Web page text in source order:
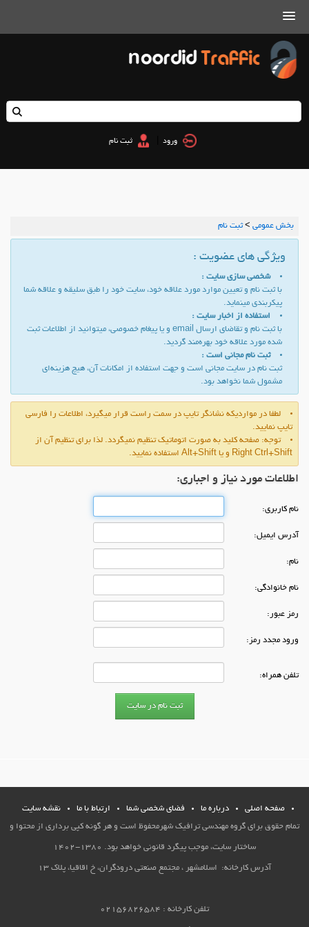
ورود ثبت نام
بخش عمومي >ثبت نام
ویژگی های عضویت :
شخصی سازی سایت :
با ثبت نام و تعیین موارد مورد علاقه خود، سایت خود را طبق سلیقه و علاقه شما
پیكربندی مینماید.
استفاده از اخبار سایت :
با ثبت نام و تقاضای ارسال email و یا پیغام خصوصی، میتوانید از اطلاعات ثبت
شده مورد علاقه خود بهره‌مند گردید.
ثبت نام مجانی است :
ثبت نام در سایت مجانی است و جهت استفاده از امكانات آن، هیچ هزینه‌ای
مشمول شما نخواهد بود.
لطفا در مواردیكه نشانگر تایپ در سمت راست قرار میگیرد، اطلاعات را فارسی
تایپ نمایید.
توجه: صفحه كلید به صورت اتوماتیك تنظیم نمیگردد. لذا برای تنظیم آن از
Right Ctrl+Shift و یا Alt+Shift استفاده نمایید.
اطلاعات مورد نیاز و اجباری:
نام كاربری:
آدرس ایمیل:
نام:
نام خانوادگی:
رمز عبور:
ورود مجدد رمز:
تلفن همراه:
صفحه اصلي درباره ما فضاي شخصي شما ارتباط با ما
نقشه سایت
تمام حقوق برای گروه مهندسی ترافیک شهرمحفوظ است و هر گونه کپی برداری از محتوا و
ساختار سایت، موجب پیگرد قانونی خواهد بود. 1380-1402
آدرس کارخانه: اسلامشهر ، مجتمع صنعتی درودگران، خ اقاقیا، پلاک 13
تلفن کارخانه : 02156826584